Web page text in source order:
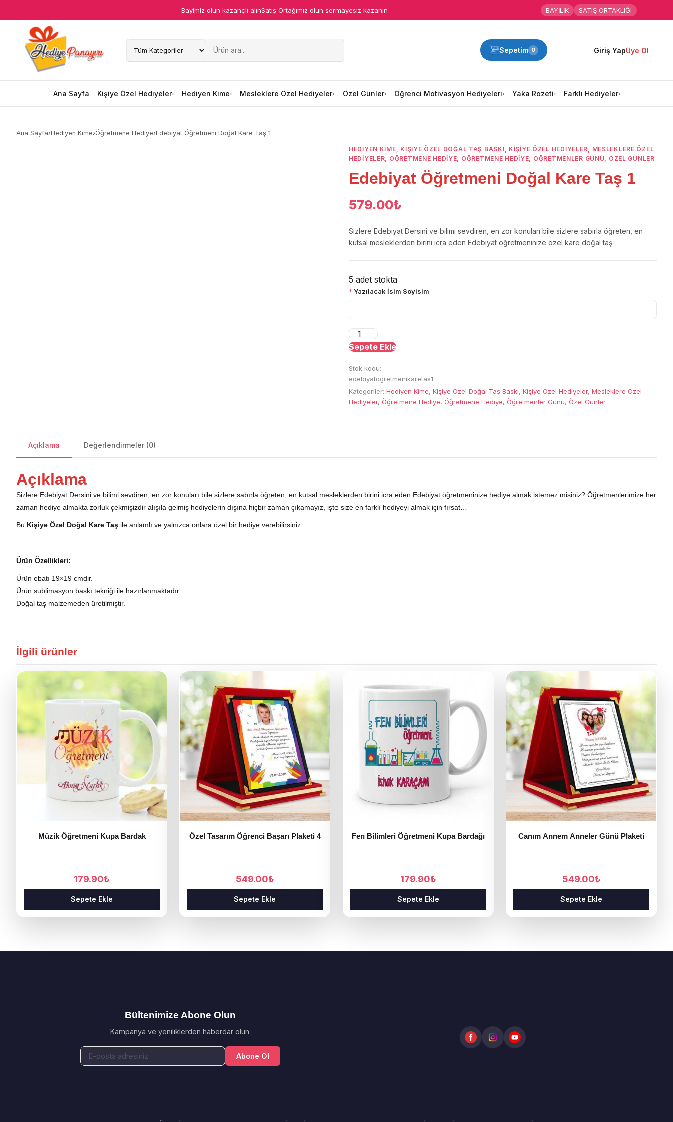
Bayimiz olun kazançlı alınSatış Ortağımız olun sermayesiz kazanın BAYİLİK SATIŞ ORTAKLIĞI
Sepetim 0 Giriş YapÜye Ol
Ana Sayfa Kişiye Özel Hediyeler Hediyen Kime Mesleklere Özel Hediyeler Özel Günler Öğrenci Motivasyon Hediyeleri Yaka Rozeti Farklı Hediyeler
Ana Sayfa
Kişiye Özel Hediyeler
Hediyen Kime
Ana Sayfa›Hediyen Kime›Öğretmene Hediye›Edebiyat Öğretmeni Doğal Kare Taş 1
HEDIYEN KIME KIŞIYE ÖZEL DOĞAL TAŞ BASKI KIŞIYE ÖZEL HEDIYELER
MESLEKLERE ÖZEL
HEDIYELER
ÖĞRETMENE HEDIYE ÖĞRETMENE HEDIYE ÖĞRETMENLER GÜNÜ ÖZEL GÜNLER
Edebiyat Öğretmeni Doğal Kare Taş 1
579.00₺
Sizlere Edebiyat Dersini ve bilimi sevdiren, en zor konuları bile sizlere sabırla öğreten, en
kutsal mesleklerden birini icra eden Edebiyat öğretmeninize özel kare doğal taş
5 adet stokta
* Yazılacak İsim Soyisim
Edebiyat
Öğretmeni
Kare
1
Sepete Ekle
Stok kodu:
edebiyatogretmenikaretas1
Kategoriler: Hediyen Kime, Kişiye Özel Doğal Taş Baskı, Kişiye Özel Hediyeler, Mesleklere Özel
Hediyeler, Öğretmene Hediye, Öğretmene Hediye, Öğretmenler Günü, Özel Günler
Açıklama Değerlendirmeler (0)
Açıklama
Sizlere Edebiyat Dersini ve bilimi sevdiren, en zor konuları bile sizlere sabırla öğreten, en kutsal mesleklerden birini icra eden Edebiyat öğretmeninize hediye almak istemez misiniz? Öğretmenlerimize her
zaman hediye almakta zorluk çekmişizdir alışıla gelmiş hediyelerin dışına hiçbir zaman çıkamayız, işte size en farklı hediyeyi almak için fırsat…
Bu Kişiye Özel Doğal Kare Taş ile anlamlı ve yalnızca onlara özel bir hediye verebilirsiniz.
Ürün Özellikleri:
Ürün ebatı 19×19 cmdir.
Ürün sublimasyon baskı tekniği ile hazırlanmaktadır.
Doğal taş malzemeden üretilmiştir.
İlgili ürünler
Müzik Öğretmeni Kupa Bardak
179.90₺
Sepete Ekle
Özel Tasarım Öğrenci Başarı Plaketi 4
549.00₺
Sepete Ekle
Fen Bilimleri Öğretmeni Kupa Bardağı
179.90₺
Sepete Ekle
Canım Annem Anneler Günü Plaketi
549.00₺
Sepete Ekle
Bültenimize Abone Olun
Kampanya ve yeniliklerden haberdar olun.
Abone Ol